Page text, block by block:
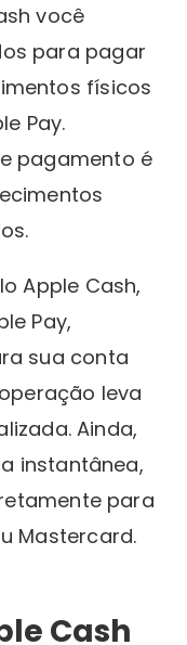
você
para pagar
físicos
Pay.
pagamento é
Apple Cash,
Pay,
sua conta
leva
Ainda,
instantânea,
para
Mastercard.
Cash